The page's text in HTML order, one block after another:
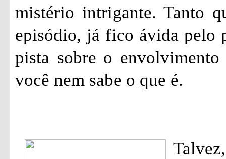
mistério intrigante. Tanto
episódio, já fico ávida pelo
pista sobre o envolvimento
você nem sabe o que é.